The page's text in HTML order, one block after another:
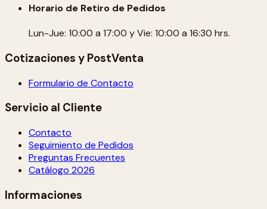
Horario de Retiro de Pedidos
Lun-Jue: 10:00 a 17:00 y Vie: 10:00 a 16:30 hrs.
Cotizaciones y PostVenta
Formulario de Contacto
Servicio al Cliente
Contacto
Seguimiento de Pedidos
Preguntas Frecuentes
Catálogo 2026
Informaciones